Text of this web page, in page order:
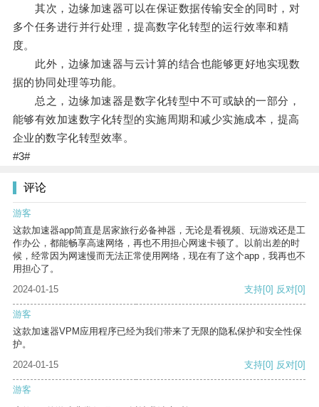
其次，边缘加速器可以在保证数据传输安全的同时，对
多个任务进行并行处理，提高数字化转型的运行效率和精
度。
此外，边缘加速器与云计算的结合也能够更好地实现数
据的协同处理等功能。
总之，边缘加速器是数字化转型中不可或缺的一部分，
能够有效加速数字化转型的实施周期和减少实施成本，提高
企业的数字化转型效率。
#3#
评论
游客
这款加速器app简直是居家旅行必备神器，无论是看视频、玩游戏还是工
作办公，都能畅享高速网络，再也不用担心网速卡顿了。以前出差的时
候，经常因为网速慢而无法正常使用网络，现在有了这个app，我再也不
用担心了。
2024-01-15
支持[0] 反对[0]
游客
这款加速器VPM应用程序已经为我们带来了无限的隐私保护和安全性保
护。
2024-01-15
支持[0] 反对[0]
游客